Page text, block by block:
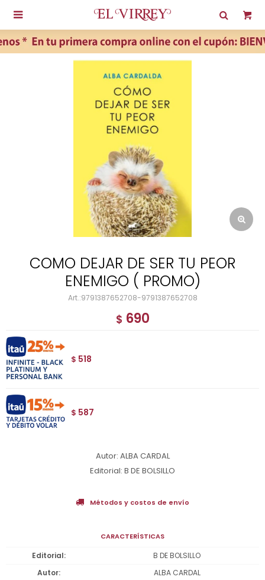

COMO DEJAR DE SER TU PEOR
ENEMIGO ( PROMO)
9791387652708-9791387652708
$ 690
$ 518
$ 587
Autor: ALBA CARDAL
Editorial: B DE BOLSILLO
Métodos y costos de envío
CARACTERÍSTICAS
Editorial
B DE BOLSILLO
Autor
ALBA CARDAL